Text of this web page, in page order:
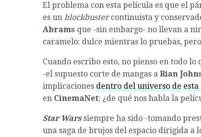
El problema con esta película es que el
es un blockbustercontinuista y
Abrams que -sin embargo- no llevan a
caramelo: dulce mientras lo pruebas,
Cuando escribo esto, no pienso en todo
-el supuesto corte de mangas a Rian
implicaciones dentro del universo de
en CinemaNet: ¿de qué nos habla la
Star Warssiempre ha sido -tomando
una saga de brujos del espacio dirigida a